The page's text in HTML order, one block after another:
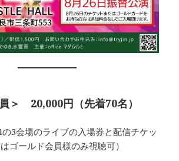
＞ 20,000円（先着70名）
の3会場のライブの入場券と配信チケッ
ゴールド会員様のみ視聴可）